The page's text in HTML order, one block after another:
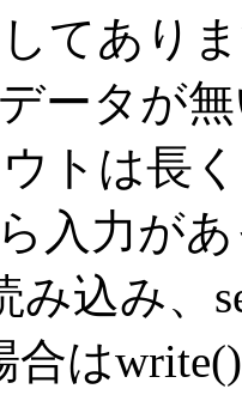
してあり
ータが
トは長
入力が
み込み、
合は